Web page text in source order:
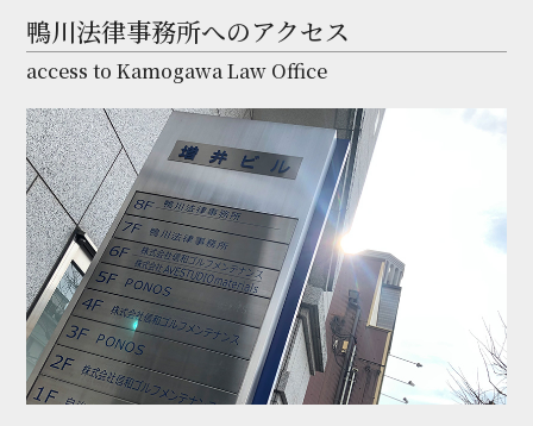
鴨川法律事務所へのアクセス
access to Kamogawa Law Office